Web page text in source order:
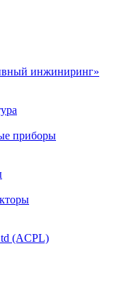
инжиниринг»
приборы
(ACPL)